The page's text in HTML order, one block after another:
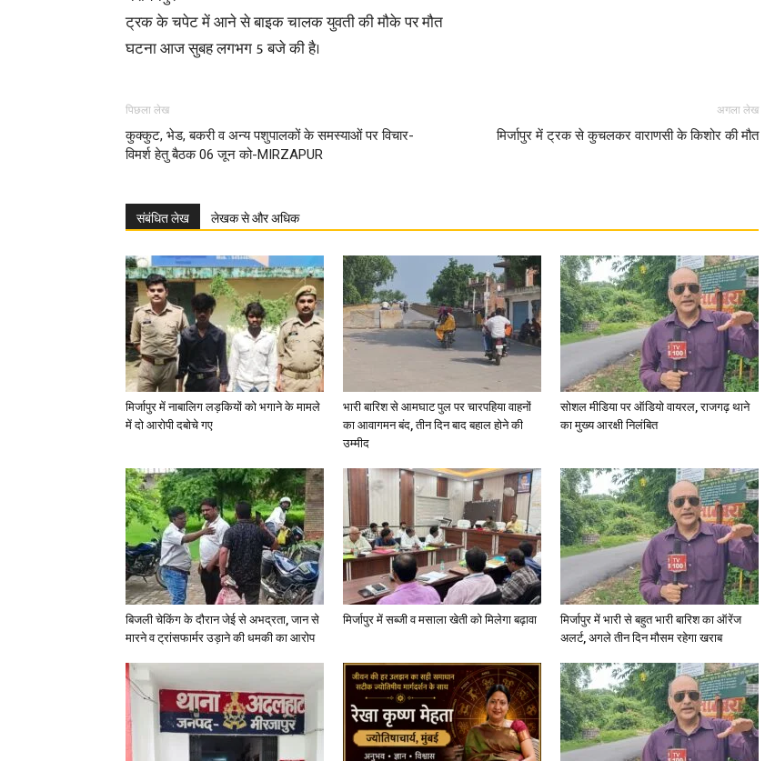
News
Hindi,
Today
ट्रक के चपेट में आने से बाइक चालक युवती की मौके पर मौत
घटना आज सुबह लगभग 5 बजे की है।
पिछला लेख
कुक्कुट, भेड, बकरी व अन्य पशुपालकों के समस्याओं पर विचार-
विमर्श हेतु बैठक 06 जून को-MIRZAPUR
अगला लेख
मिर्जापुर में ट्रक से कुचलकर वाराणसी के किशोर की मौत
संबंधित लेख लेखक से और अधिक
मिर्जापुर में नाबालिग लड़कियों को भगाने के मामले
में दो आरोपी दबोचे गए
भारी बारिश से आमघाट पुल पर चारपहिया वाहनों
का आवागमन बंद, तीन दिन बाद बहाल होने की
उम्मीद
सोशल मीडिया पर ऑडियो वायरल, राजगढ़ थाने
का मुख्य आरक्षी निलंबित
बिजली चेकिंग के दौरान जेई से अभद्रता, जान से
मारने व ट्रांसफार्मर उड़ाने की धमकी का आरोप
मिर्जापुर में सब्जी व मसाला खेती को मिलेगा बढ़ावा
मिर्जापुर में भारी से बहुत भारी बारिश का ऑरेंज
अलर्ट, अगले तीन दिन मौसम रहेगा खराब